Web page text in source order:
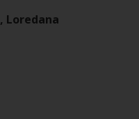
Loredana